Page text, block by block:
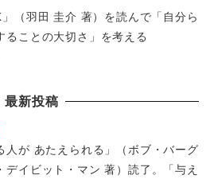
」（羽田 圭介 著）を読んで「自分ら
ることの大切さ」を考える
最新投稿
人が あたえられる」（ボブ・バーグ
デイビット・マン 著）読了。「与え